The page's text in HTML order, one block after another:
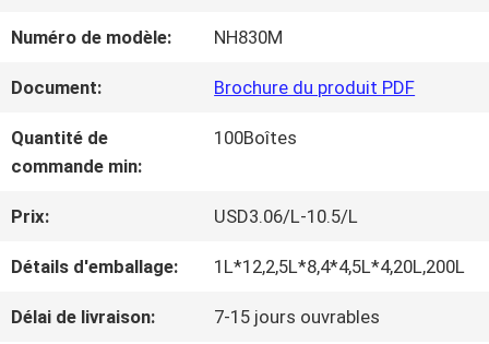
NOUS
VISITE
CONTRÔLE
DE
Numéro de modèle: NH830M
Document: Brochure du produit PDF
Quantité de
commande min:
100Boîtes
Prix: USD3.06/L-10.5/L
Détails d'emballage: 1L*12,2,5L*8,4*4,5L*4,20L,200L
Délai de livraison: 7-15 jours ouvrables